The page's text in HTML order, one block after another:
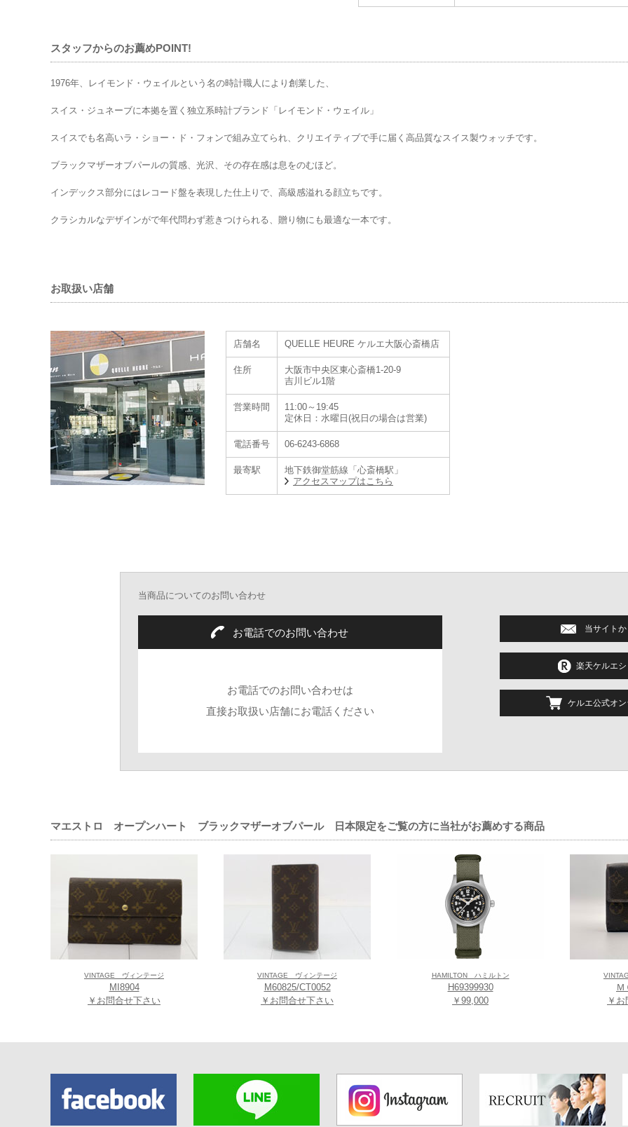
スタッフからのお薦めPOINT!
1976年、レイモンド・ウェイルという名の時計職人により創業した、
スイス・ジュネーブに本拠を置く独立系時計ブランド「レイモンド・ウェイル」
スイスでも名高いラ・ショー・ド・フォンで組み立てられ、クリエイティブで手に届く高品質なスイス製ウォッチです。
ブラックマザーオブパールの質感、光沢、その存在感は息をのむほど。
インデックス部分にはレコード盤を表現した仕上りで、高級感溢れる顔立ちです。
クラシカルなデザインがで年代問わず惹きつけられる、贈り物にも最適な一本です。
お取扱い店舗
店舗名 QUELLE HEURE ケルエ大阪心斎橋店
住所
大阪市中央区東心斎橋1-20-9
吉川ビル1階
営業時間
11:00～19:45
定休日：水曜日(祝日の場合は営業)
電話番号 06-6243-6868
最寄駅
地下鉄御堂筋線「心斎橋駅」
アクセスマップはこちら
当商品についてのお問い合わせ
お電話でのお問い合わせ
お電話でのお問い合わせは
直接お取扱い店舗にお電話ください
当サイト
楽天ケルエ
ケルエ公式オ
マエストロ オープンハート ブラックマザーオブパール 日本限定をご覧の方に当社がお薦めする商品
VINTAGE ヴィンテージ
MI8904
￥お問合せ下さい
VINTAGE ヴィンテージ
M60825/CT0052
￥お問合せ下さい
HAMILTON ハミルトン
H69399930
￥99,000
Ｍ
￥